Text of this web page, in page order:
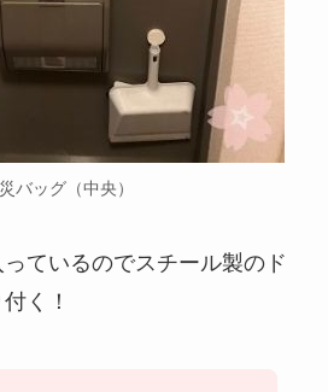
バッグ（中央）
ているのでスチール製のド
く！